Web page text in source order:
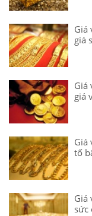
Giá
giá
Giá
giá
Giá
tố
Giá
sức